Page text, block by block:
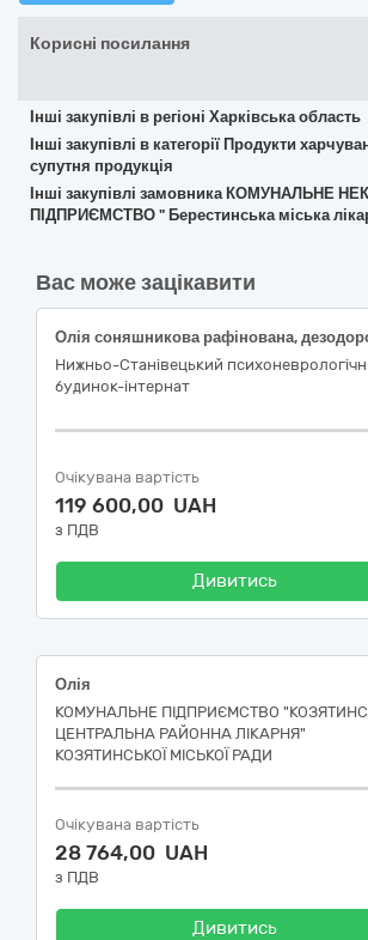
Корисні посилання
Інші закупівлі в регіоні Харківська область
Інші закупівлі в категорії Продукти
супутня продукція
Інші закупівлі замовника КОМУНАЛЬНЕ
ПІДПРИЄМСТВО " Берестинська міська
Вас може зацікавити
Нижньо-Станівецький
будинок-інтернат
Очікувана вартість
119 600,00 UAH
з ПДВ
Дивитись
Олія
КОМУНАЛЬНЕ ПІДПРИЄМСТВО
ЦЕНТРАЛЬНА РАЙОННА ЛІКАРНЯ"
КОЗЯТИНСЬКОЇ МІСЬКОЇ РАДИ
Очікувана вартість
28 764,00 UAH
з ПДВ
Дивитись